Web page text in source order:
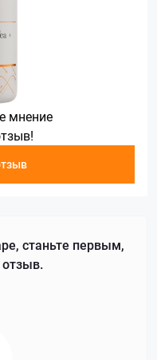
мнение
станьте первым,
отзыв.